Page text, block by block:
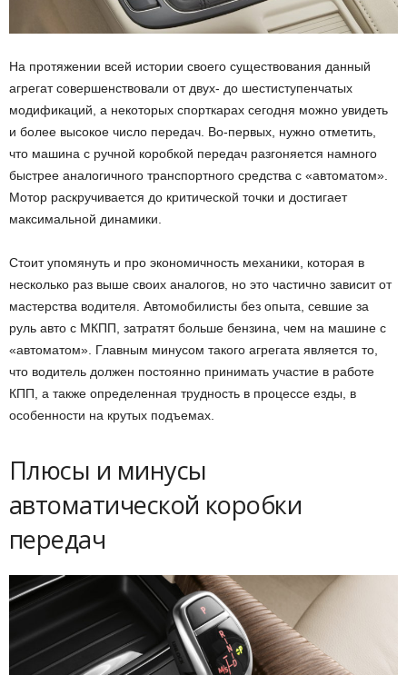
На протяжении всей истории своего существования данный
агрегат совершенствовали от двух- до шестиступенчатых
модификаций, а некоторых спорткарах сегодня можно увидеть
и более высокое число передач. Во-первых, нужно отметить,
что машина с ручной коробкой передач разгоняется намного
быстрее аналогичного транспортного средства с «автоматом».
Мотор раскручивается до критической точки и достигает
максимальной динамики.
Стоит упомянуть и про экономичность механики, которая в
несколько раз выше своих аналогов, но это частично зависит от
мастерства водителя. Автомобилисты без опыта, севшие за
руль авто с МКПП, затратят больше бензина, чем на машине с
«автоматом». Главным минусом такого агрегата является то,
что водитель должен постоянно принимать участие в работе
КПП, а также определенная трудность в процессе езды, в
особенности на крутых подъемах.
Плюсы и минусы
автоматической коробки
передач